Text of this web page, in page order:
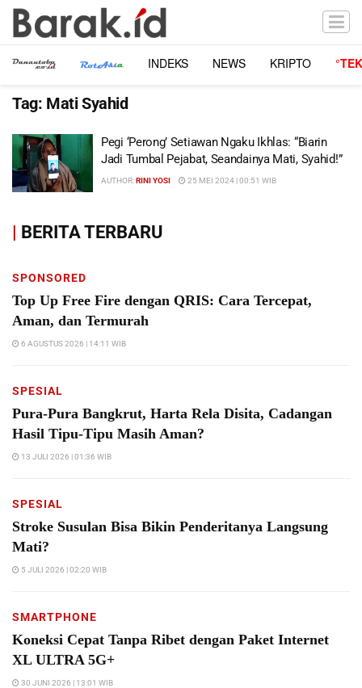
INDEKS NEWS KRIPTO
Tag: Mati Syahid
Pegi ‘Perong’ Setiawan Ngaku Ikhlas: “Biarin
Jadi Tumbal Pejabat, Seandainya Mati, Syahid!”
AUTHOR:RINI YOSI 25 MEI 2024 | 00:51 WIB
| BERITA TERBARU
SPONSORED
Top Up Free Fire dengan QRIS: Cara Tercepat,
Aman, dan Termurah
6 AGUSTUS 2026 | 14:11 WIB
SPESIAL
Pura-Pura Bangkrut, Harta Rela Disita, Cadangan
Hasil Tipu-Tipu Masih Aman?
13 JULI 2026 | 01:36 WIB
SPESIAL
Stroke Susulan Bisa Bikin Penderitanya Langsung
Mati?
5 JULI 2026 | 02:20 WIB
SMARTPHONE
Koneksi Cepat Tanpa Ribet dengan Paket Internet
XL ULTRA 5G+
30 JUNI 2026 | 13:01 WIB